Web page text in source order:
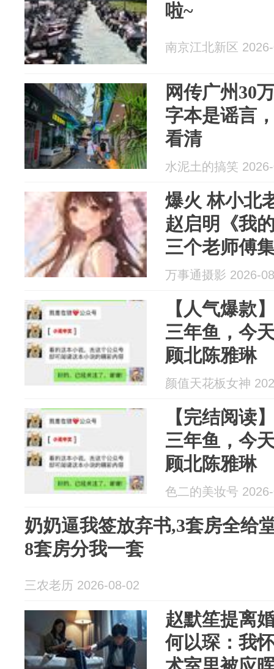
啦~
南京江北新区
网传广州30
字本是谣言
看清
水泥土的搞笑
爆火 林小北老周刘胖子小马秀姐
赵启明《我
三个老师傅
万事通摄影 2026-
【人气爆款
三年鱼，今
顾北陈雅琳
颜值天花板女神
【完结阅读
三年鱼，今
顾北陈雅琳
色二的美妆号
奶奶逼我签放弃书,3套房全给
8套房分我一套
三农老历 2026-08-02
赵默笙提离
何以琛：我